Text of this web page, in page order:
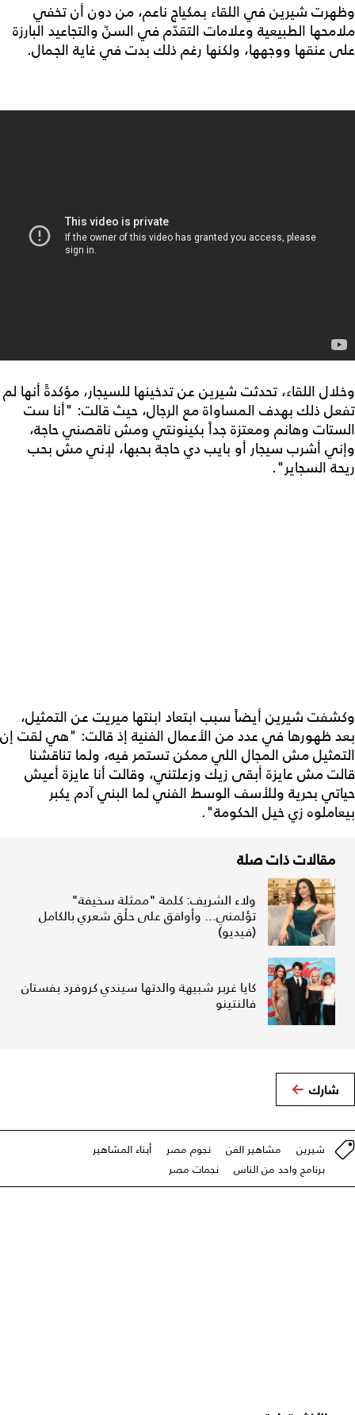
وظهرت شيرين في اللقاء بمكياج ناعم، من دون أن تخفي
ملامحها الطبيعية وعلامات التقدّم في السنّ والتجاعيد البارزة
على عنقها ووجهها، ولكنها رغم ذلك بدت في غاية الجمال.
وخلال اللقاء، تحدثت شيرين عن تدخينها للسيجار، مؤكدةً أنها لم
تفعل ذلك بهدف المساواة مع الرجال، حيث قالت: "أنا ست
الستات وهانم ومعتزة جداً بكينونتي ومش ناقصني حاجة،
وإني أشرب سيجار أو بايب دي حاجة بحبها، لإني مش بحب
ريحة السجاير".
وكشفت شيرين أيضاً سبب ابتعاد ابنتها ميريت عن التمثيل،
بعد ظهورها في عدد من الأعمال الفنية إذ قالت: "هي لقت إن
التمثيل مش المجال اللي ممكن تستمر فيه، ولما تناقشنا
قالت مش عايزة أبقى زيك وزعلتني، وقالت أنا عايزة أعيش
حياتي بحرية وللأسف الوسط الفني لما البني آدم يكبر
بيعاملوه زي خيل الحكومة".
مقالات ذات صلة
ولاء الشريف: كلمة "ممثلة سخيفة"
تؤلمني... وأوافق على حلْق شعري بالكامل
(فيديو)
كايا غربر شبيهة والدتها سيندي كروفرد بفستان
فالنتينو
شارك
شيرين مشاهير الفن نجوم مصر
أبناء المشاهير
برنامج واحد من الناس
نجمات مصر